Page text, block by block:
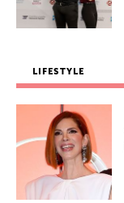
LIFESTYLE